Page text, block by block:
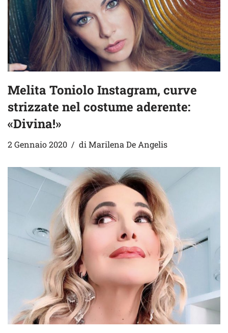
Melita Toniolo Instagram, curve
strizzate nel costume aderente:
«Divina!»
2 Gennaio 2020 diMarilena De Angelis